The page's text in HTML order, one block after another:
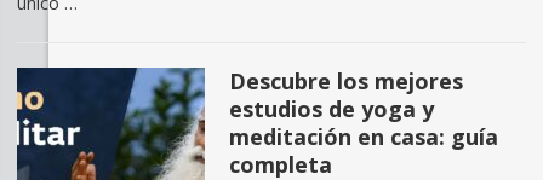
Descubre los mejores
estudios de yoga y
meditación en casa: guía
completa